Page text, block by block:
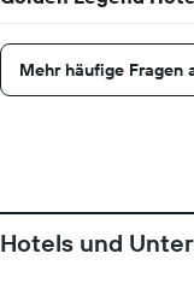
Mehr häufige Fragen
Hotels und